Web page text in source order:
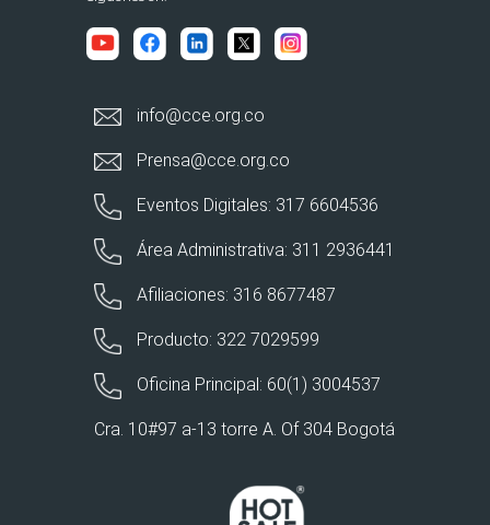
info@cce.org.co
Prensa@cce.org.co
Eventos Digitales: 317 6604536
Área Administrativa: 311 2936441
Afiliaciones: 316 8677487
Producto: 322 7029599
Oficina Principal: 60(1) 3004537
Cra. 10#97 a-13 torre A. Of 304 Bogotá